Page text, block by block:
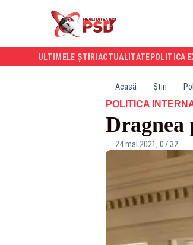
ULTIMELE ȘTIRI ACTUALITATE POLITICA
Acasă Știri
POLITICA
Dragnea
24 mai 2021, 07:32